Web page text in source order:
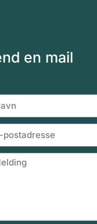
en mail